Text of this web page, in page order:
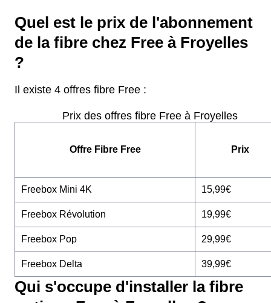
Quel est le prix de l'abonnement
de la fibre chez Free à Froyelles
?
Il existe 4 offres fibre Free :
Prix des offres fibre Free à Froyelles
Offre Fibre Free Prix
Freebox Mini 4K 15,99€
Freebox Révolution 19,99€
Freebox Pop 29,99€
Freebox Delta 39,99€
Qui s'occupe d'installer la fibre